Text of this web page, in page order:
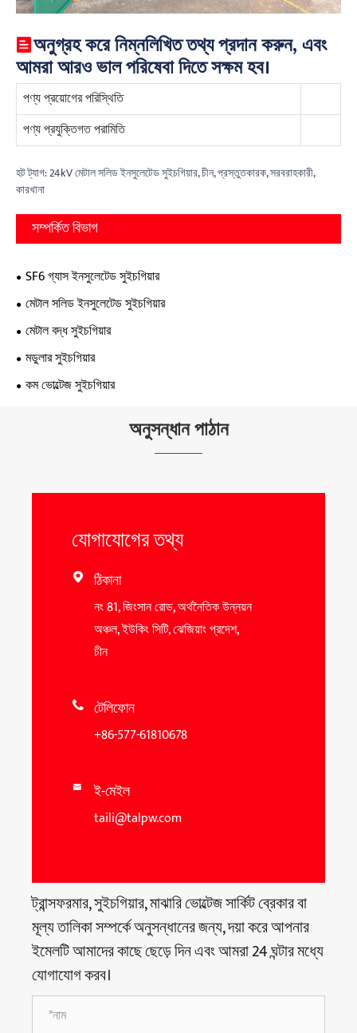
অনুগ্রহ করে নিম্নলিখিত তথ্য প্রদান করুন, এবং
আমরা আরও ভাল পরিষেবা দিতে সক্ষম হব।
পণ্য প্রয়োগের পরিস্থিতি
পণ্য প্রযুক্তিগত পরামিতি
হট ট্যাগ: 24kV মেটাল সলিড ইনসুলেটেড সুইচগিয়ার, চীন, প্রস্তুতকারক, সরবরাহকারী,
কারখানা
সম্পর্কিত বিভাগ
SF6 গ্যাস ইনসুলেটেড সুইচগিয়ার
মেটাল সলিড ইনসুলেটেড সুইচগিয়ার
মেটাল বদ্ধ সুইচগিয়ার
মডুলার সুইচগিয়ার
কম ভোল্টেজ সুইচগিয়ার
অনুসন্ধান পাঠান
যোগাযোগের তথ্য
 ঠিকানা
নং 81, জিংসান রোড, অর্থনৈতিক উন্নয়ন
অঞ্চল, ইউকিং সিটি, ঝেজিয়াং প্রদেশ,
চীন
 টেলিফোন
+86-577-61810678
 ই-মেইল
taili@talpw.com
ট্রান্সফরমার, সুইচগিয়ার, মাঝারি ভোল্টেজ সার্কিট ব্রেকার বা
মূল্য তালিকা সম্পর্কে অনুসন্ধানের জন্য, দয়া করে আপনার
ইমেলটি আমাদের কাছে ছেড়ে দিন এবং আমরা 24 ঘন্টার মধ্যে
যোগাযোগ করব।